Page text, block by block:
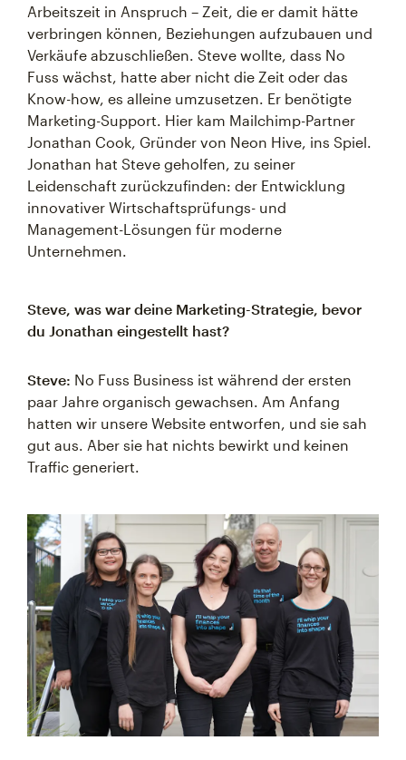
Arbeitszeit in Anspruch – Zeit, die er damit hätte
verbringen können, Beziehungen aufzubauen und
Verkäufe abzuschließen. Steve wollte, dass No
Fuss wächst, hatte aber nicht die Zeit oder das
Know-how, es alleine umzusetzen. Er benötigte
Marketing-Support. Hier kam Mailchimp-Partner
Jonathan Cook, Gründer von Neon Hive, ins Spiel.
Jonathan hat Steve geholfen, zu seiner
Leidenschaft zurückzufinden: der Entwicklung
innovativer Wirtschaftsprüfungs- und
Management-Lösungen für moderne
Unternehmen.
Steve, was war deine Marketing-Strategie, bevor
du Jonathan eingestellt hast?
Steve: No Fuss Business ist während der ersten
paar Jahre organisch gewachsen. Am Anfang
hatten wir unsere Website entworfen, und sie sah
gut aus. Aber sie hat nichts bewirkt und keinen
Traffic generiert.